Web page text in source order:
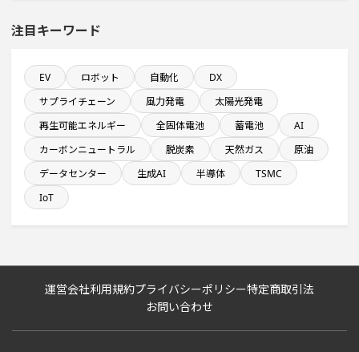
稼働から約5年経過プロジェクト
発電設備の導入を含む物流施設プロジェクト
直近3か月以内に完了する設備新設計画
直近3か月以内に着手する設備新設計画
売上高が100億円以上の企業一覧
1000億円以上投資する設備新設計画
注目キーワード
EV ロボット 自動化
DX
サプライチェーン
風力発電
太陽光発電
再生可能エネルギー
全固体電池 蓄電池
AI
カーボンニュートラル
脱炭素 天然ガス
原油
データセンター
生成AI 半導体
TSMC
IoT
運営会社利用規約プライバシーポリシー特定商取引法
お問い合わせ